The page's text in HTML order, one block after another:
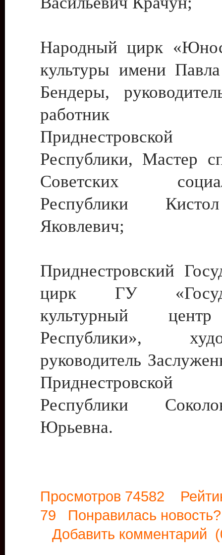
Народный цирк
культуры имени
Бендеры,
работник
Приднестровской
Республики, Мастер
Советских
Республики
Яковлевич;
Приднестровский
цирк ГУ
культурный
Республики»,
руководитель
Приднестровской
Республики
Юрьевна.
Просмотров 74582
79 Понравилась
Добавить комментарий